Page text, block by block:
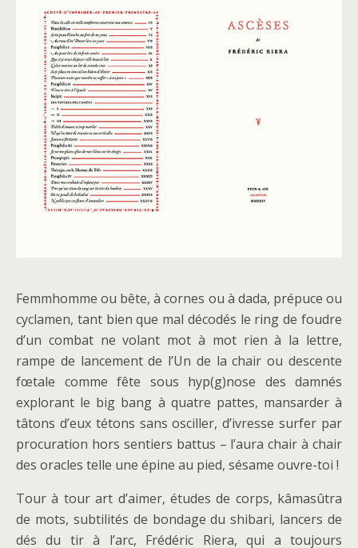
Femmhomme ou bête, à cornes ou à dada, prépuce ou
cyclamen, tant bien que mal décodés le ring de foudre
d’un combat ne volant mot à mot rien à la lettre,
rampe de lancement de l’Un de la chair ou descente
fœtale comme fête sous hyp(g)nose des damnés
explorant le big bang à quatre pattes, mansarder à
tâtons d’eux tétons sans osciller, d’ivresse surfer par
procuration hors sentiers battus – l’aura chair à chair
des oracles telle une épine au pied, sésame ouvre-toi !
Tour à tour art d’aimer, études de corps, kâmasûtra
de mots, subtilités de bondage du shibari, lancers de
dés du tir à l’arc, Frédéric Riera, qui a toujours